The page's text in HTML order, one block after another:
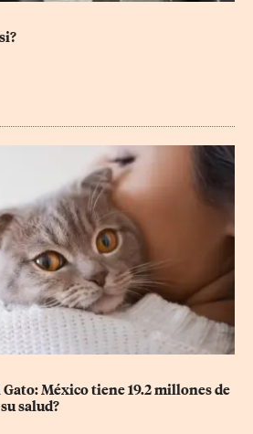
México tiene 19.2 millones de
salud?